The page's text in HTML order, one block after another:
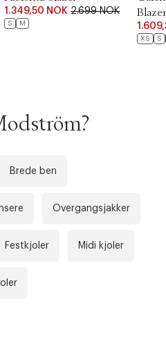
1.349,50 NOK 2.699 NOK
S M
Blazer
XS S
Brede ben
Overgangsjakker
Festkjoler Midi kjoler